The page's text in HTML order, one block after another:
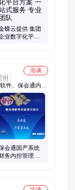
蝶云提供 集团
业数字化平台
洽谈
明
件、保会通内控
农务管理软件、
会通收费管理软
软件、保会通企
会通家谱App
会通国产系统
务内控管理软